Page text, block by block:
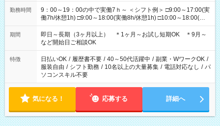
勤務時間
9：00～19：00の中で実働7ｈ～ ＜シフト例＞ □9:00～17:00(実
働7h/休憩1h) □9:00～18:00(実働8h/休憩1h) □10:00～18:00(実
働7h/休憩1h) □10:00～19:00(実働8h/休憩1h) ＊時間固定ＯＫ
期間
即日～長期（3ヶ月以上） ＊1ヶ月～お試し短期OK ＊9月～
など開始日ご相談OK
特徴 日払いOK / 履歴書不要 / 40～50代活躍中 / 副業・WワークOK /
服装自由 / シフト勤務 / 10名以上の大量募集 / 電話対応なし / パ
ソコンスキル不要
気になる！ 応募する 詳細へ